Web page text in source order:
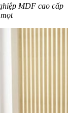
MDF cao cấp